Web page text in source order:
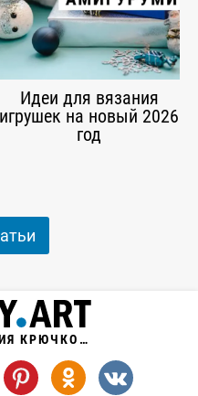
Идеи для вязания
игрушек на новый 2026
год
СХЕМЫ ВЯЗАНИЯ КРЮЧКОМ